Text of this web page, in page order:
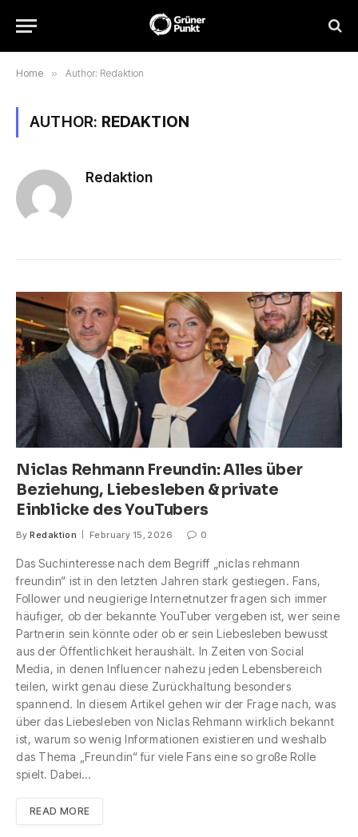
Home » Author: Redaktion
AUTHOR: REDAKTION
Redaktion
Niclas Rehmann Freundin: Alles über
Beziehung, Liebesleben & private
Einblicke des YouTubers
By Redaktion February 15, 2026 0
Das Suchinteresse nach dem Begriff „niclas rehmann
freundin“ ist in den letzten Jahren stark gestiegen. Fans,
Follower und neugierige Internetnutzer fragen sich immer
häufiger, ob der bekannte YouTuber vergeben ist, wer seine
Partnerin sein könnte oder ob er sein Liebesleben bewusst
aus der Öffentlichkeit heraushält. In Zeiten von Social
Media, in denen Influencer nahezu jeden Lebensbereich
teilen, wirkt genau diese Zurückhaltung besonders
spannend. In diesem Artikel gehen wir der Frage nach, was
über das Liebesleben von Niclas Rehmann wirklich bekannt
ist, warum so wenig Informationen existieren und weshalb
das Thema „Freundin“ für viele Fans eine so große Rolle
spielt. Dabei…
READ MORE